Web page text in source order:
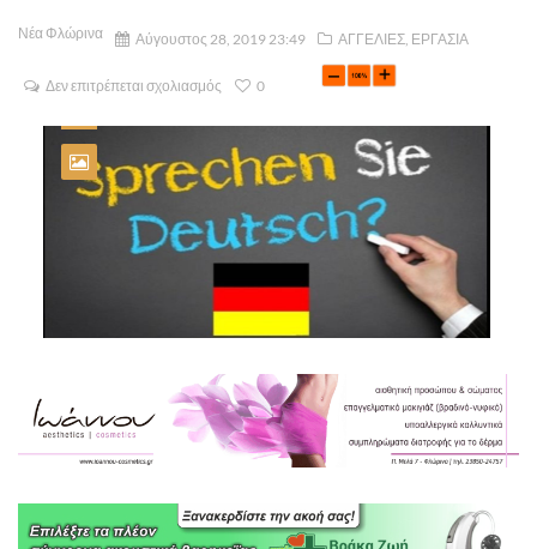
Νέα Φλώρινα Αύγουστος 28, 2019 23:49 ΑΓΓΕΛΙΕΣ, ΕΡΓΑΣΙΑ
Δεν επιτρέπεται σχολιασμός 0